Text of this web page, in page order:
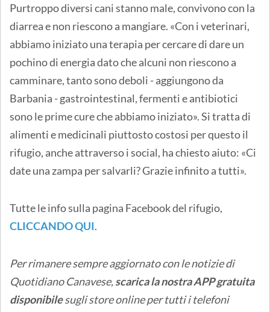
Purtroppo diversi cani stanno male, convivono con la
diarrea e non riescono a mangiare. «Con i veterinari,
abbiamo iniziato una terapia per cercare di dare un
pochino di energia dato che alcuni non riescono a
camminare, tanto sono deboli - aggiungono da
Barbania - gastrointestinal, fermenti e antibiotici
sono le prime cure che abbiamo iniziato». Si tratta di
alimenti e medicinali piuttosto costosi per questo il
rifugio, anche attraverso i social, ha chiesto aiuto: «Ci
date una zampa per salvarli? Grazie infinito a tutti».
Tutte le info sulla pagina Facebook del rifugio,
CLICCANDO QUI.
Per rimanere sempre aggiornato con le notizie di
Quotidiano Canavese,scarica la nostra APP gratuita
disponibilesugli store onlineper tutti i telefoni